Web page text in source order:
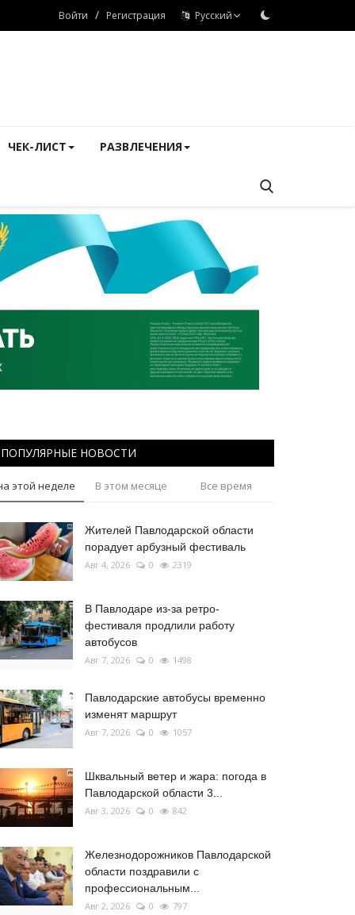
Войти / Регистрация Русский
ЧЕК-ЛИСТ РАЗВЛЕЧЕНИЯ
ПОПУЛЯРНЫЕ НОВОСТИ
этой неделе В этом месяце Все время
Жителей Павлодарской области
порадует арбузный фестиваль
Авг 4, 2026 0 2319
В Павлодаре из-за ретро-
фестиваля продлили работу
автобусов
Авг 7, 2026 0 1498
Павлодарские автобусы временно
изменят маршрут
Авг 7, 2026 0 1057
Шквальный ветер и жара: погода в
Павлодарской области 3...
Авг 3, 2026 0 842
Железнодорожников Павлодарской
области поздравили с
профессиональным...
Авг 2, 2026 0 797